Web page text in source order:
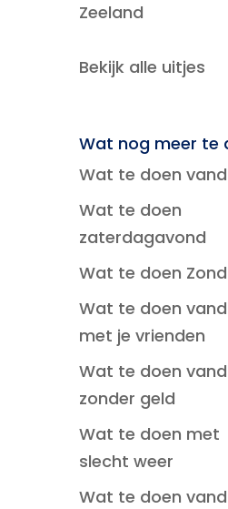
Zeeland
Bekijk alle uitjes
Wat nog meer te
Wat te doen
Wat te doen
zaterdagavond
Wat te doen
Wat te doen
met je vrienden
Wat te doen
zonder geld
Wat te doen met
slecht weer
Wat te doen